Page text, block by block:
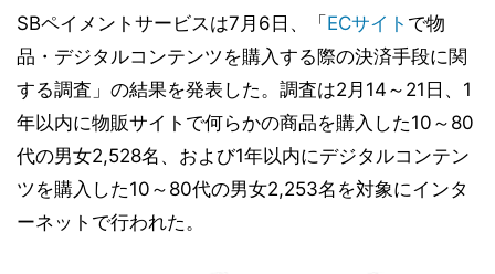
SBペイメントサービスは7月6日、「 ECサイト で物
品・デジタルコンテンツを購入する際の決済手段に関
する調査」の結果を発表した。調査は2月14～21日、1
年以内に物販サイトで何らかの商品を購入した10～80
代の男女2,528名、および1年以内にデジタルコンテン
ツを購入した10～80代の男女2,253名を対象にインタ
ーネットで行われた。